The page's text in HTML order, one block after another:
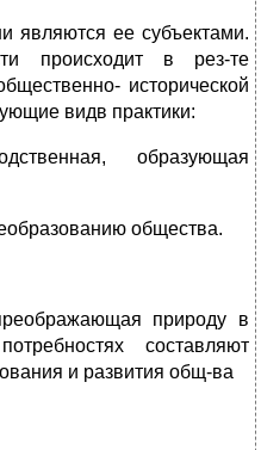
являются ее субъектами.
происходит в рез-те
исторической
видв практики:
образующая
общества.
природу в
составляют
и развития общ-ва